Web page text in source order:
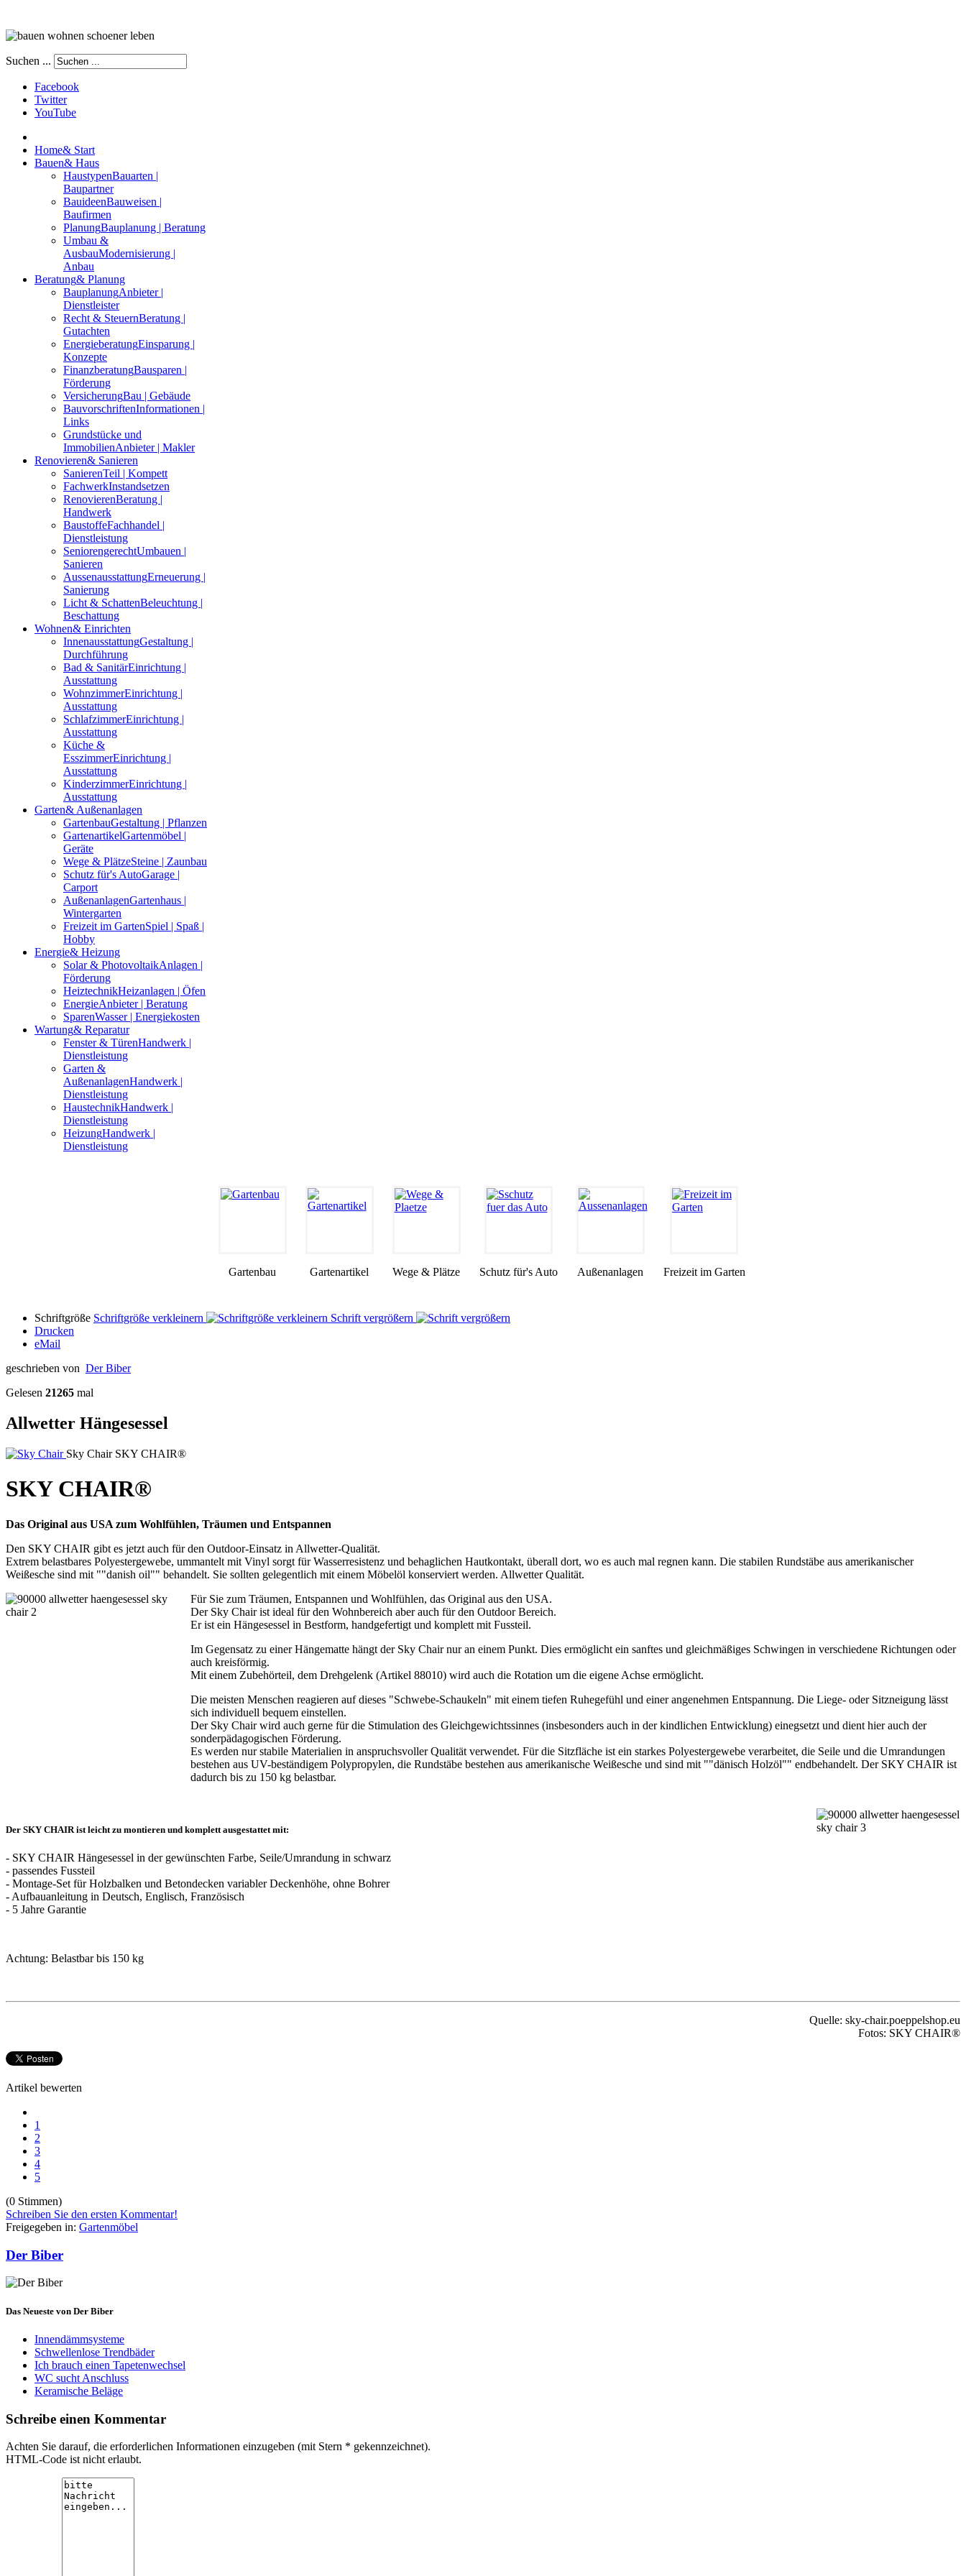
Suchen ...
Facebook
Twitter
YouTube
Home& Start
Bauen& Haus
HaustypenBauarten |
Baupartner
BauideenBauweisen |
Baufirmen
PlanungBauplanung | Beratung
Umbau &
AusbauModernisierung |
Anbau
Beratung& Planung
BauplanungAnbieter |
Dienstleister
Recht & SteuernBeratung |
Gutachten
EnergieberatungEinsparung |
Konzepte
FinanzberatungBausparen |
Förderung
VersicherungBau | Gebäude
BauvorschriftenInformationen |
Links
Grundstücke und
ImmobilienAnbieter | Makler
Renovieren& Sanieren
SanierenTeil | Kompett
FachwerkInstandsetzen
RenovierenBeratung |
Handwerk
BaustoffeFachhandel |
Dienstleistung
SeniorengerechtUmbauen |
Sanieren
AussenausstattungErneuerung |
Sanierung
Licht & SchattenBeleuchtung |
Beschattung
Wohnen& Einrichten
InnenausstattungGestaltung |
Durchführung
Bad & SanitärEinrichtung |
Ausstattung
WohnzimmerEinrichtung |
Ausstattung
SchlafzimmerEinrichtung |
Ausstattung
Küche &
EsszimmerEinrichtung |
Ausstattung
KinderzimmerEinrichtung |
Ausstattung
Garten& Außenanlagen
GartenbauGestaltung | Pflanzen
GartenartikelGartenmöbel |
Geräte
Wege & PlätzeSteine | Zaunbau
Schutz für's AutoGarage |
Carport
AußenanlagenGartenhaus |
Wintergarten
Freizeit im GartenSpiel | Spaß |
Hobby
Energie& Heizung
Solar & PhotovoltaikAnlagen |
Förderung
HeiztechnikHeizanlagen | Öfen
EnergieAnbieter | Beratung
SparenWasser | Energiekosten
Wartung& Reparatur
Fenster & TürenHandwerk |
Dienstleistung
Garten &
AußenanlagenHandwerk |
Dienstleistung
HaustechnikHandwerk |
Dienstleistung
HeizungHandwerk |
Dienstleistung
Gartenbau Gartenartikel Wege & Plätze Schutz für's Auto Außenanlagen Freizeit im Garten
Schriftgröße Schriftgröße verkleinern
Schrift vergrößern
Drucken
eMail
geschrieben von Der Biber
Gelesen 21265 mal
Allwetter Hängesessel
Sky Chair SKY CHAIR®
SKY CHAIR®
Das Original aus USA zum Wohlfühlen, Träumen und Entspannen
Den SKY CHAIR gibt es jetzt auch für den Outdoor-Einsatz in Allwetter-Qualität.
Extrem belastbares Polyestergewebe, ummantelt mit Vinyl sorgt für Wasserresistenz und behaglichen Hautkontakt, überall dort, wo es auch mal regnen kann. Die stabilen Rundstäbe aus amerikanischer
Weißesche sind mit ""danish oil"" behandelt. Sie sollten gelegentlich mit einem Möbelöl konserviert werden. Allwetter Qualität.
Für Sie zum Träumen, Entspannen und Wohlfühlen, das Original aus den USA.
Der Sky Chair ist ideal für den Wohnbereich aber auch für den Outdoor Bereich.
Er ist ein Hängesessel in Bestform, handgefertigt und komplett mit Fussteil.
Im Gegensatz zu einer Hängematte hängt der Sky Chair nur an einem Punkt. Dies ermöglicht ein sanftes und gleichmäßiges Schwingen in verschiedene Richtungen oder
auch kreisförmig.
Mit einem Zubehörteil, dem Drehgelenk (Artikel 88010) wird auch die Rotation um die eigene Achse ermöglicht.
Die meisten Menschen reagieren auf dieses "Schwebe-Schaukeln" mit einem tiefen Ruhegefühl und einer angenehmen Entspannung. Die Liege- oder Sitzneigung lässt
sich individuell bequem einstellen.
Der Sky Chair wird auch gerne für die Stimulation des Gleichgewichtssinnes (insbesonders auch in der kindlichen Entwicklung) einegsetzt und dient hier auch der
sonderpädagogischen Förderung.
Es werden nur stabile Materialien in anspruchsvoller Qualität verwendet. Für die Sitzfläche ist ein starkes Polyestergewebe verarbeitet, die Seile und die Umrandungen
bestehen aus UV-beständigem Polypropylen, die Rundstäbe bestehen aus amerikanische Weißesche und sind mit ""dänisch Holzöl"" endbehandelt. Der SKY CHAIR ist
dadurch bis zu 150 kg belastbar.
Der SKY CHAIR ist leicht zu montieren und komplett ausgestattet mit:
- SKY CHAIR Hängesessel in der gewünschten Farbe, Seile/Umrandung in schwarz
- passendes Fussteil
- Montage-Set für Holzbalken und Betondecken variabler Deckenhöhe, ohne Bohrer
- Aufbauanleitung in Deutsch, Englisch, Französisch
- 5 Jahre Garantie
Achtung: Belastbar bis 150 kg
Quelle: sky-chair.poeppelshop.eu
Fotos: SKY CHAIR®
Artikel bewerten
1
2
3
4
5
(0 Stimmen)
Schreiben Sie den ersten Kommentar!
Freigegeben in: Gartenmöbel
Der Biber
Das Neueste von Der Biber
Innendämmsysteme
Schwellenlose Trendbäder
Ich brauch einen Tapetenwechsel
WC sucht Anschluss
Keramische Beläge
Schreibe einen Kommentar
Achten Sie darauf, die erforderlichen Informationen einzugeben (mit Stern * gekennzeichnet).
HTML-Code ist nicht erlaubt.